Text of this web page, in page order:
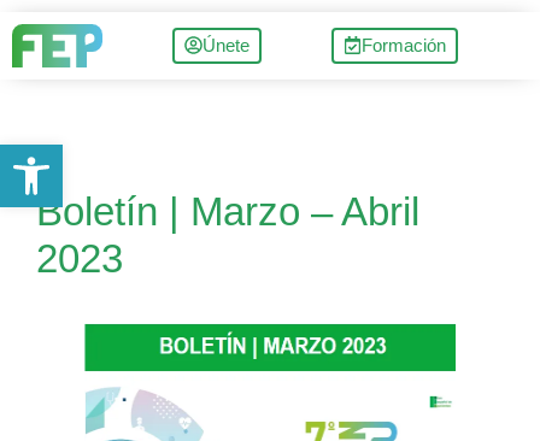
Únete Formación
Boletín | Marzo – Abril
2023
Abrir barra de herramientas